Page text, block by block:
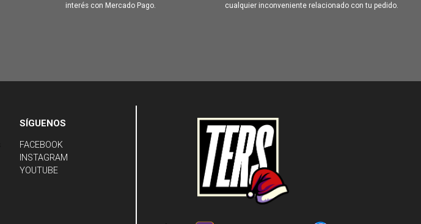
interés con Mercado Pago.
cualquier inconveniente relacionado con tu pedido.
SÍGUENOS
FACEBOOK
INSTAGRAM
YOUTUBE